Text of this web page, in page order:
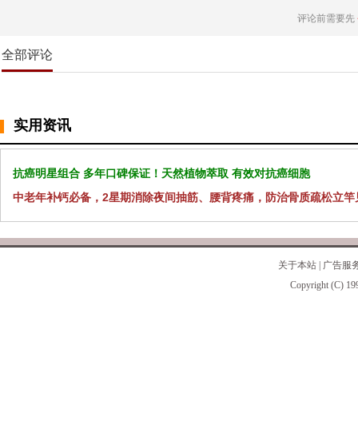
评论前需要先
全部评论
实用资讯
抗癌明星组合 多年口碑保证！天然植物萃取 有效对抗癌细胞
中老年补钙必备，2星期消除夜间抽筋、腰背疼痛，防治骨质疏松立竿
关于本站
广告服
Copyright (C)